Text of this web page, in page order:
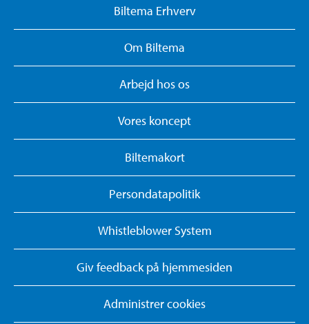
Biltema Erhverv
Om Biltema
Arbejd hos os
Vores koncept
Biltemakort
Persondatapolitik
Whistleblower System
Giv feedback på hjemmesiden
Administrer cookies